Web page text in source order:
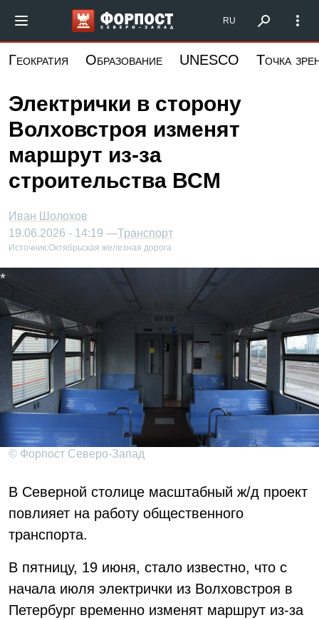
основному
Форпост Северо-Запад
RU
Геократия Образование UNESCO Точка
Электрички в сторону
Волховстроя изменят
маршрут из-за
строительства ВСМ
Иван Шолохов
19.06.2026 - 14:19 —Транспорт
Источник:Октябрьская железная дорога
© Форпост Северо-Запад
В Северной столице масштабный ж/д проект
повлияет на работу общественного
транспорта.
В пятницу, 19 июня, стало известно, что с
начала июля электрички из Волховстроя в
Петербург временно изменят маршрут из-за